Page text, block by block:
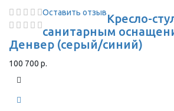
Оставить отзывКресло-
санитарным
Денвер (серый/синий)
100 700 р.